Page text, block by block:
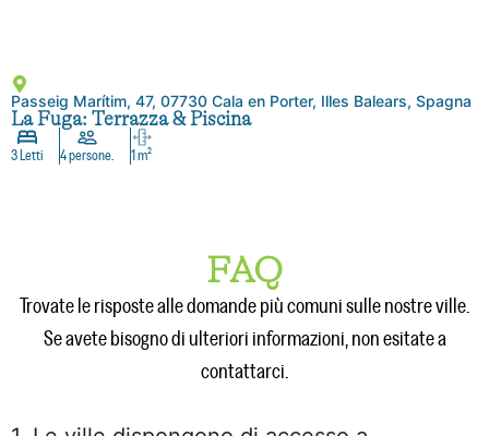
Passeig Marítim, 47, 07730 Cala en Porter, Illes Balears, Spagna
La Fuga: Terrazza & Piscina
3 Letti 4 persone. 1 m²
FAQ
Trovate le risposte alle domande più comuni sulle nostre ville.
Se avete bisogno di ulteriori informazioni, non esitate a
contattarci.